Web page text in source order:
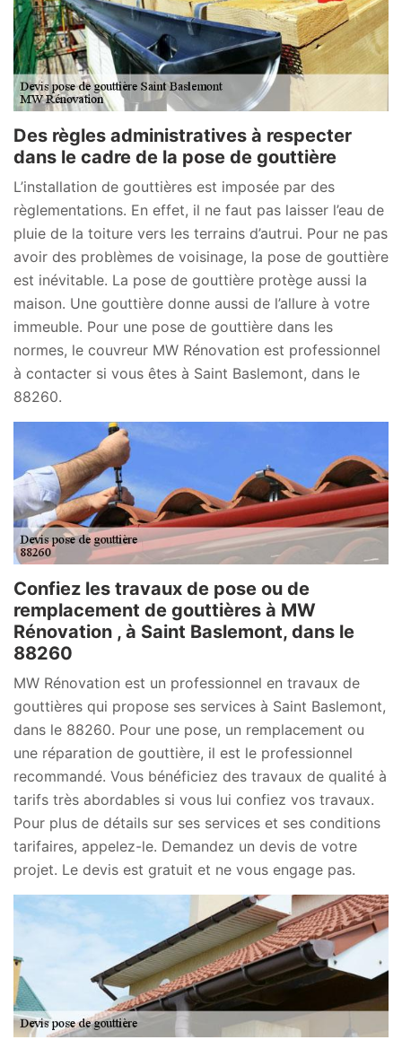
Des règles administratives à respecter
dans le cadre de la pose de gouttière
L’installation de gouttières est imposée par des
règlementations. En effet, il ne faut pas laisser l’eau de
pluie de la toiture vers les terrains d’autrui. Pour ne pas
avoir des problèmes de voisinage, la pose de gouttière
est inévitable. La pose de gouttière protège aussi la
maison. Une gouttière donne aussi de l’allure à votre
immeuble. Pour une pose de gouttière dans les
normes, le couvreur MW Rénovation est professionnel
à contacter si vous êtes à Saint Baslemont, dans le
88260.
Confiez les travaux de pose ou de
remplacement de gouttières à MW
Rénovation , à Saint Baslemont, dans le
88260
MW Rénovation est un professionnel en travaux de
gouttières qui propose ses services à Saint Baslemont,
dans le 88260. Pour une pose, un remplacement ou
une réparation de gouttière, il est le professionnel
recommandé. Vous bénéficiez des travaux de qualité à
tarifs très abordables si vous lui confiez vos travaux.
Pour plus de détails sur ses services et ses conditions
tarifaires, appelez-le. Demandez un devis de votre
projet. Le devis est gratuit et ne vous engage pas.